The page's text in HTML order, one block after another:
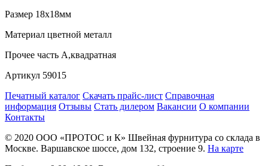
Размер 18х18мм
Материал цветной металл
Прочее часть А,квадратная
Артикул 59015
Печатный каталог Скачать прайс-лист Справочная
информация Отзывы Стать дилером Вакансии О компании
Контакты
© 2020 ООО «ПРОТОС и К» Швейная фурнитура со склада в
Москве. Варшавское шоссе, дом 132, строение 9. На карте